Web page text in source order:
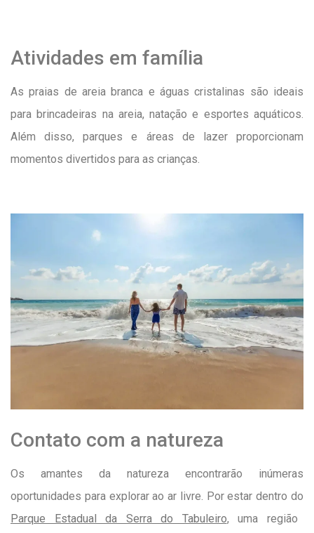
Atividades em família
As praias de areia branca e águas cristalinas são ideais
para brincadeiras na areia, natação e esportes aquáticos.
Além disso, parques e áreas de lazer proporcionam
momentos divertidos para as crianças.
Contato com a natureza
Os amantes da natureza encontrarão inúmeras
oportunidades para explorar ao ar livre. Por estar dentro do
Parque Estadual da Serra do Tabuleiro, uma região